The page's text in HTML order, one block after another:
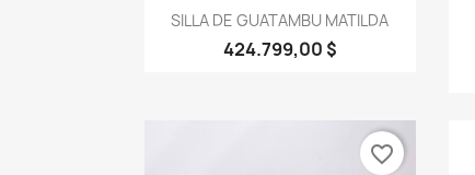
Vista rápida
SILLA DE GUATAMBU MATILDA
424.799,00 $
favorite_border